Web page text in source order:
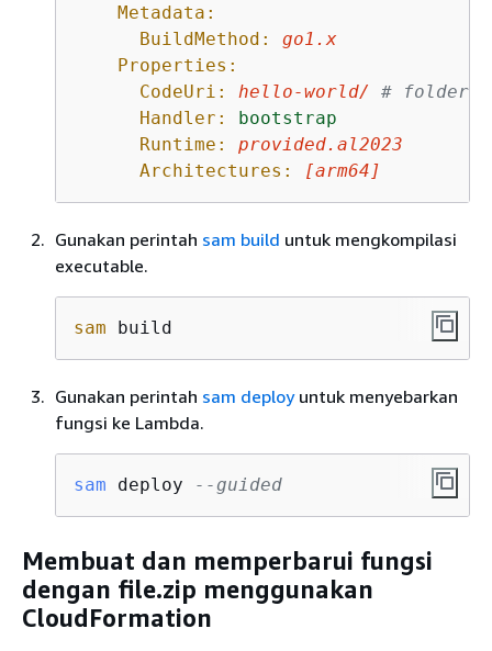
Metadata:
BuildMethod:
go1.x
Properties:
CodeUri:
hello-world/
# folder
Handler:
bootstrap
Runtime:
provided.al2023
Architectures:
[arm64 ]
Gunakan perintah sam build untuk mengkompilasi
executable.
sam build
Gunakan perintah sam deployuntuk menyebarkan
fungsi ke Lambda.
sam deploy --guided
Membuat dan memperbarui fungsi
dengan file.zip menggunakan
CloudFormation